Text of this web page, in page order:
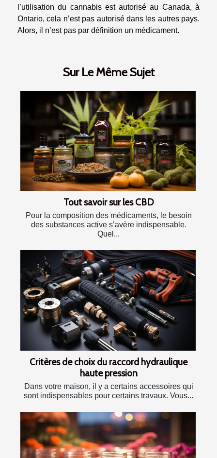
l’utilisation du cannabis est autorisé au Canada, à
Ontario, cela n’est pas autorisé dans les autres pays.
Alors, il n’est pas par définition un médicament.
Sur Le Même Sujet
Tout savoir sur les CBD
Pour la composition des médicaments, le besoin
des substances active s’avère indispensable.
Quel...
Critères de choix du raccord hydraulique
haute pression
Dans votre maison, il y a certains accessoires qui
sont indispensables pour certains travaux. Vous...